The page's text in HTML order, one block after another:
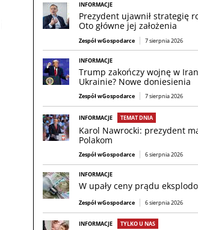
INFORMACJE
Prezydent ujawnił strategię
Oto główne jej założenia
Zespół wGospodarce 7 sierpnia 2026
INFORMACJE
Trump zakończy wojnę w
Ukrainie? Nowe doniesienia
Zespół wGospodarce 7 sierpnia 2026
INFORMACJE TEMAT DNIA
Karol Nawrocki: prezydent
Polakom
Zespół wGospodarce 6 sierpnia 2026
INFORMACJE
W upały ceny prądu
Zespół wGospodarce 6 sierpnia 2026
INFORMACJE TYLKO U NAS